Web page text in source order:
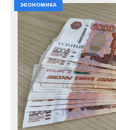
ЭКОНОМИКА